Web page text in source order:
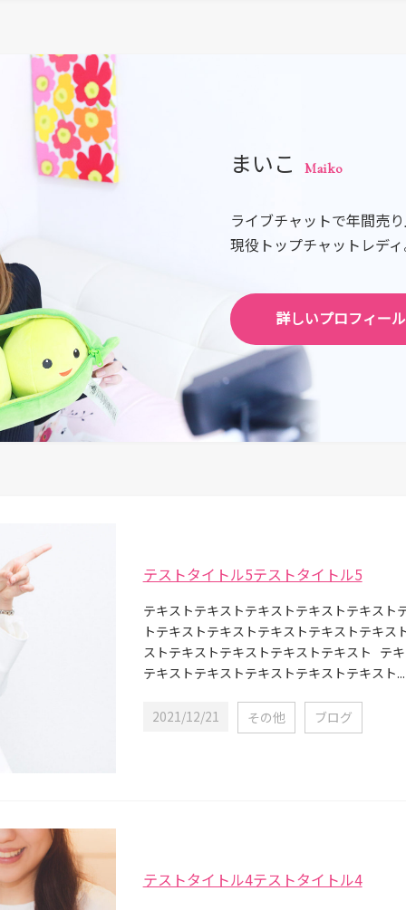
まいこ Maiko
ライブチャットで年間売
現役トップチャットレデ
詳しいプロフィー
テストタイトル5テストタイトル5
テキストテキストテキストテキストテキスト
トテキストテキストテキストテキストテキ
ストテキストテキストテキストテキスト テ
テキストテキストテキストテキストテキスト...
2021/12/21 その他 ブログ
テストタイトル4テストタイトル4